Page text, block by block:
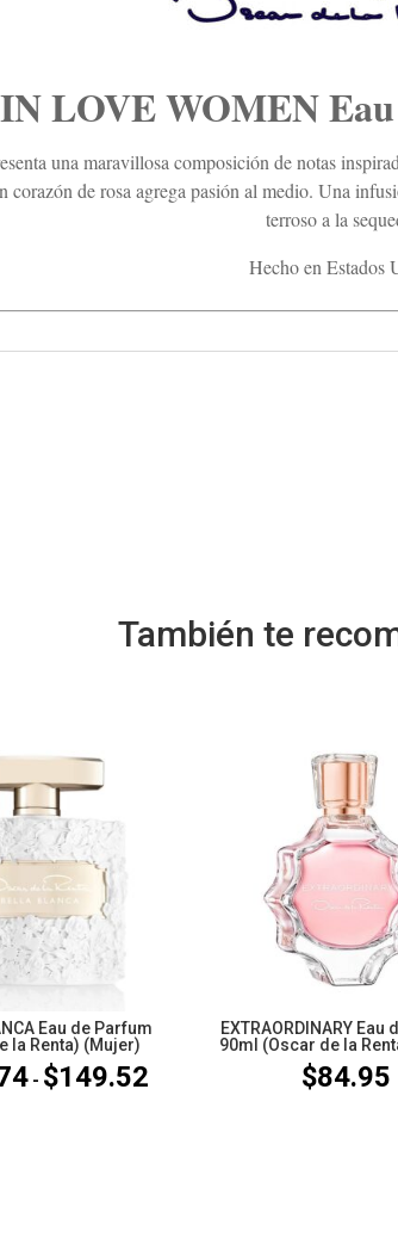
LOVE WOMEN
una maravillosa composición de notas
corazón de rosa agrega pasión al medio. Una
terroso a la
Hecho en Estados
También te
Eau de Parfum
la Renta) (Mujer)
- $149.52
EXTRAORDINARY Eau
90ml (Oscar de la
$84.95